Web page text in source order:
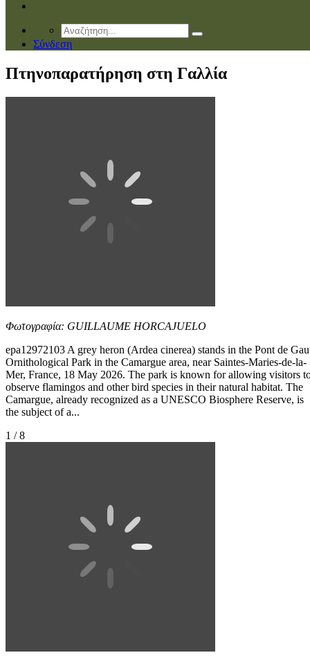
Σύνδεση
Πτηνοπαρατήρηση στη Γαλλία
Φωτογραφία: GUILLAUME HORCAJUELO
epa12972103 A grey heron (Ardea cinerea) stands in the Pont de Gau
Ornithological Park in the Camargue area, near Saintes-Maries-de-la-
Mer, France, 18 May 2026. The park is known for allowing visitors
observe flamingos and other bird species in their natural habitat. The
Camargue, already recognized as a UNESCO Biosphere Reserve, is
the subject of a...
1 / 8